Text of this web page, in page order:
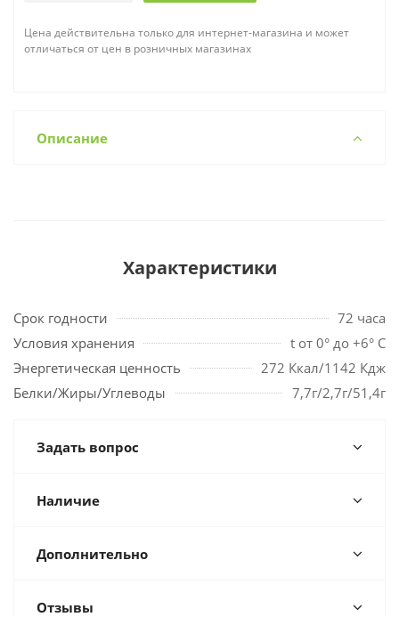
Цена действительна только для интернет-магазина и может
отличаться от цен в розничных магазинах
Описание
Характеристики
Срок годности
72 часа
Условия хранения
t от 0° до +6° С
Энергетическая ценность
272 Ккал/1142 Кдж
Белки/Жиры/Углеводы
7,7г/2,7г/51,4г
Задать вопрос
Наличие
Дополнительно
Отзывы